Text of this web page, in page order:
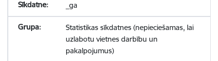
_ga
Statistikas sīkdatnes (nepieciešamas, lai
uzlabotu vietnes darbību un
pakalpojumus)